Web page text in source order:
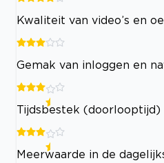
Kwaliteit van video’s en
Gemak van inloggen en
Tijdsbestek (doorlooptijd)
Meerwaarde in de